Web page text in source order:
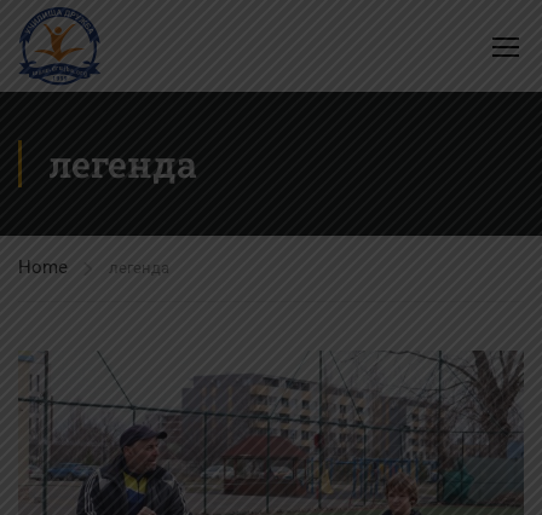
легенда
Home легенда